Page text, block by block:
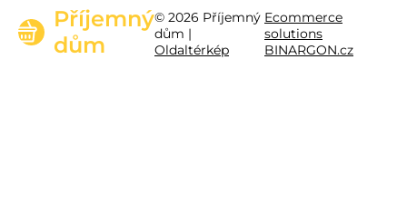
Příjemný
dům
© 2026 Příjemný
dům |
Oldaltérkép
Ecommerce
solutions
BINARGON.cz